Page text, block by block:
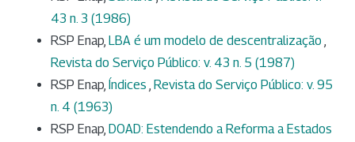
43 n. 3 (1986)
RSP Enap, LBA é um modelo de descentralização ,
Revista do Serviço Público: v. 43 n. 5 (1987)
RSP Enap, Índices , Revista do Serviço Público: v. 95
n. 4 (1963)
RSP Enap, DOAD: Estendendo a Reforma a Estados